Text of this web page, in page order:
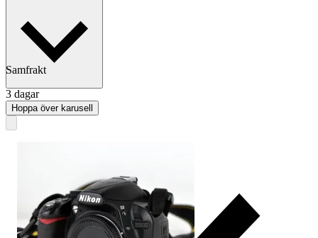
Välj till köparskydd
Samfrakt
3 dagar
Hoppa över karusell